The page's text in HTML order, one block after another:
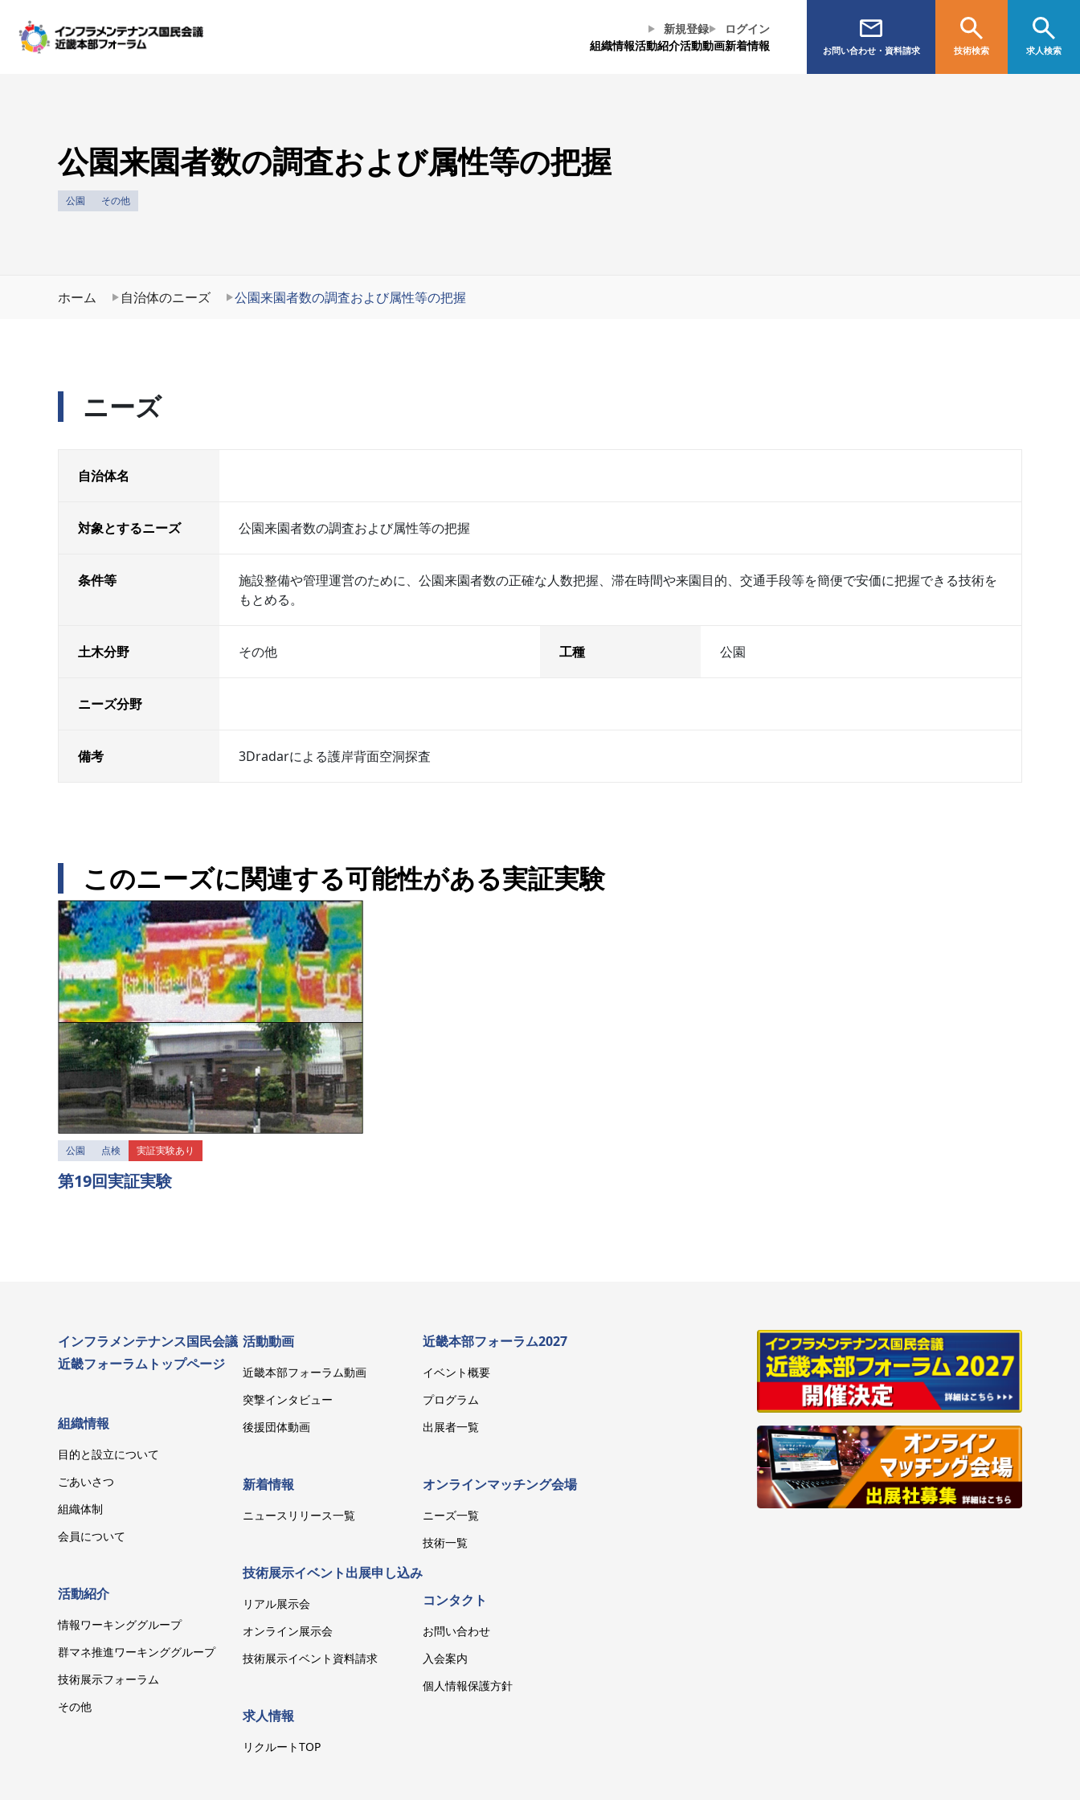
新規登録
ログイン
組織情報活動紹介活動動画新着情報 お問い合わせ・資料請求 技術検索 求人検索
公園来園者数の調査および属性等の把握
公園 その他
ホーム 自治体のニーズ 公園来園者数の調査および属性等の把握
ニーズ
自治体名
対象とするニーズ 公園来園者数の調査および属性等の把握
条件等
施設整備や管理運営のために、公園来園者数の正確な人数把握、滞在時間や来園目的、交通手段等を簡便で安価に把握できる技術を
もとめる。
土木分野 その他 工種 公園
ニーズ分野
備考 3Dradarによる護岸背面空洞探査
このニーズに関連する可能性がある実証実験
公園 点検 実証実験あり
第19回実証実験
インフラメンテナンス国民会議
近畿フォーラムトップページ
組織情報
目的と設立について
ごあいさつ
組織体制
会員について
活動紹介
情報ワーキンググループ
群マネ推進ワーキンググループ
技術展示フォーラム
その他
活動動画
近畿本部フォーラム動画
突撃インタビュー
後援団体動画
新着情報
ニュースリリース一覧
技術展示イベント出展申し込み
リアル展示会
オンライン展示会
技術展示イベント資料請求
求人情報
リクルートTOP
近畿本部フォーラム2027
イベント概要
プログラム
出展者一覧
オンラインマッチング会場
ニーズ一覧
技術一覧
コンタクト
お問い合わせ
入会案内
個人情報保護方針